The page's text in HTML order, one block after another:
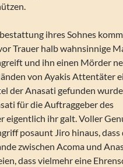
ihres Sohnes
Trauer halb wahnsinnige
und ihn einen Mörder
von Ayakis Attentäter
der Anasati gefunden
für die Auftraggeber des
eigentlich ihr galt. Voller
posaunt Jiro hinaus, dass
zwischen Acoma und
dass vielmehr eine